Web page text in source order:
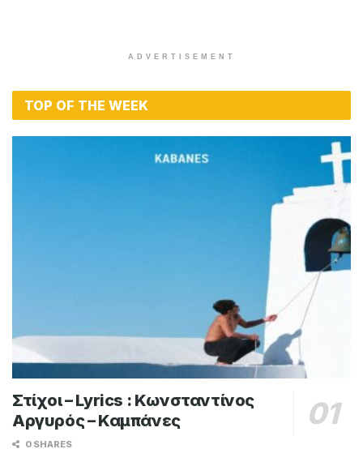
ADVERTISEMENT
TOP OF THE WEEK
Στίχοι – Lyrics : Κωνσταντίνος
Αργυρός – Καμπάνες
0 SHARES